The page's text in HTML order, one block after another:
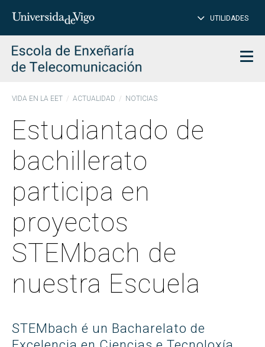
Insertar
para
buscar
UTILIDADES
VIDA EN LA EET ACTUALIDAD NOTICIAS
Estudiantado de
bachillerato
participa en
proyectos
STEMbach de
nuestra Escuela
STEMbach é un Bacharelato de